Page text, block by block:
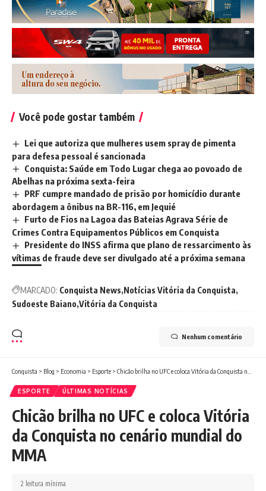
Você pode gostar também
Lei que autoriza que mulheres usem spray de pimenta
para defesa pessoal é sancionada
Conquista: Saúde em Todo Lugar chega ao povoado de
Abelhas na próxima sexta-feira
PRF cumpre mandado de prisão por homicídio durante
abordagem a ônibus na BR-116, em Jequié
Furto de Fios na Lagoa das Bateias Agrava Série de
Crimes Contra Equipamentos Públicos em Conquista
Presidente do INSS afirma que plano de ressarcimento às
vítimas de fraude deve ser divulgado até a próxima semana
MARCADO: Conquista News Notícias Vitória da Conquista
Sudoeste Baiano Vitória da Conquista
Nenhum comentário
Conquista > Blog > Economia > Esporte > Chicão brilha no UFC e coloca Vitória da Conquista no cenário mundial do MMA
ESPORTE ÚLTIMAS NOTÍCIAS
Chicão brilha no UFC e coloca Vitória
da Conquista no cenário mundial do
MMA
2 leitura mínima